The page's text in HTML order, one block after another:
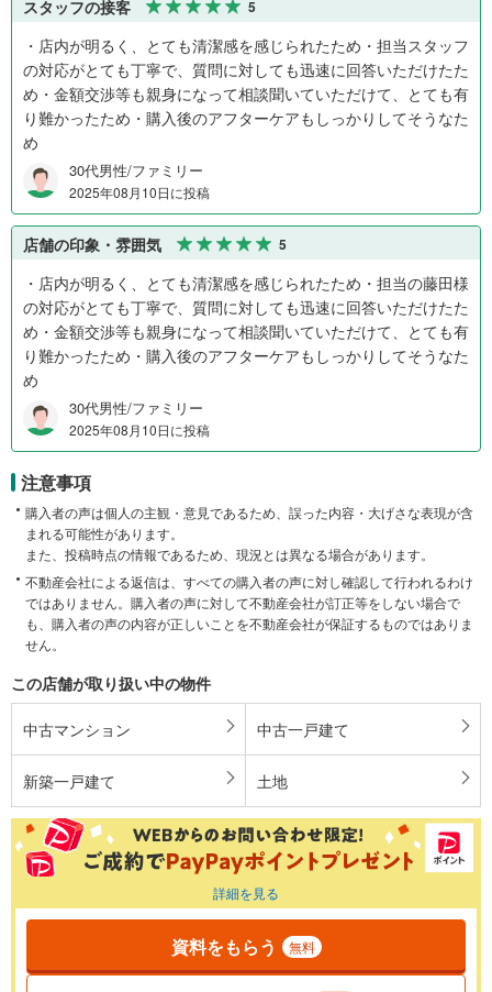
スタッフの接客 5
・店内が明るく、とても清潔感を感じられたため・担当スタッフ
の対応がとても丁寧で、質問に対しても迅速に回答いただけたた
め・金額交渉等も親身になって相談聞いていただけて、とても有
り難かったため・購入後のアフターケアもしっかりしてそうなた
め
30代男性/ファミリー
2025年08月10日に投稿
店舗の印象・雰囲気 5
・店内が明るく、とても清潔感を感じられたため・担当の藤田様
の対応がとても丁寧で、質問に対しても迅速に回答いただけたた
め・金額交渉等も親身になって相談聞いていただけて、とても有
り難かったため・購入後のアフターケアもしっかりしてそうなた
め
30代男性/ファミリー
2025年08月10日に投稿
注意事項
購入者の声は個人の主観・意見であるため、誤った内容・大げさな表現が含
まれる可能性があります。
また、投稿時点の情報であるため、現況とは異なる場合があります。
不動産会社による返信は、すべての購入者の声に対し確認して行われるわけ
ではありません。購入者の声に対して不動産会社が訂正等をしない場合で
も、購入者の声の内容が正しいことを不動産会社が保証するものではありま
せん。
この店舗が取り扱い中の物件
中古マンション 中古一戸建て
新築一戸建て 土地
詳細を見る
資料をもらう 無料